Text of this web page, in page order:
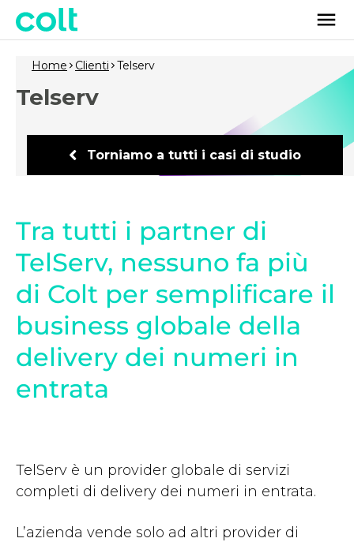
Home Clienti Telserv
Telserv
Torniamo a tutti i casi di studio
Tra tutti i partner di
TelServ, nessuno fa più
di Colt per semplificare il
business globale della
delivery dei numeri in
entrata
TelServ è un provider globale di servizi
completi di delivery dei numeri in entrata.
L’azienda vende solo ad altri provider di